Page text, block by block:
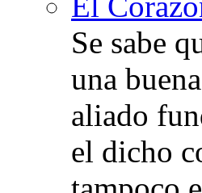
Se sabe
una
aliado
el dicho